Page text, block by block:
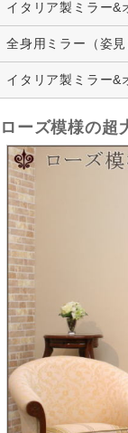
イタリア製ミラー&
全身用ミラー（姿
イタリア製ミラー&
ローズ模様の